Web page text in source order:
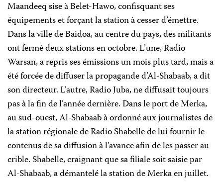
Maandeeq sise à Belet-Hawo, confisquant ses
équipements et forçant la station à cesser d’émettre.
Dans la ville de Baidoa, au centre du pays, des militants
ont fermé deux stations en octobre. L’une, Radio
Warsan, a repris ses émissions un mois plus tard, mais a
été forcée de diffuser la propagande d’Al-Shabaab, a dit
son directeur. L’autre, Radio Juba, ne diffusait toujours
pas à la fin de l’année dernière. Dans le port de Merka,
au sud-ouest, Al-Shabaab à ordonné aux journalistes de
la station régionale de Radio Shabelle de lui fournir le
contenus de sa diffusion à l’avance afin de les passer au
crible. Shabelle, craignant que sa filiale soit saisie par
Al-Shabaab, a démantelé la station de Merka en juillet.